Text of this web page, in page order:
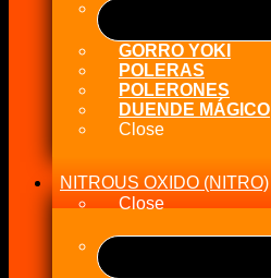
GORRO YOKI
POLERAS
POLERONES
DUENDE MÁGICO
Close
NITROUS OXIDO (NITRO)
Close